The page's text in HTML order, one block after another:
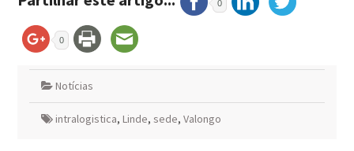
0
0
Notícias
intralogistica, Linde, sede, Valongo